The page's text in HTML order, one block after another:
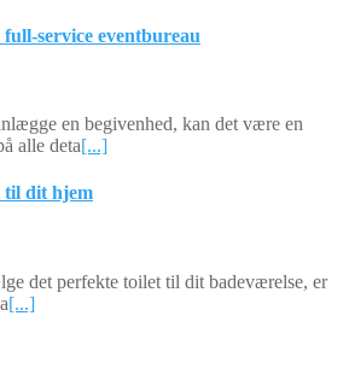
service eventbureau
en begivenhed, kan det være en
alle deta[...]
til dit hjem
det perfekte toilet til dit badeværelse, er
[...]